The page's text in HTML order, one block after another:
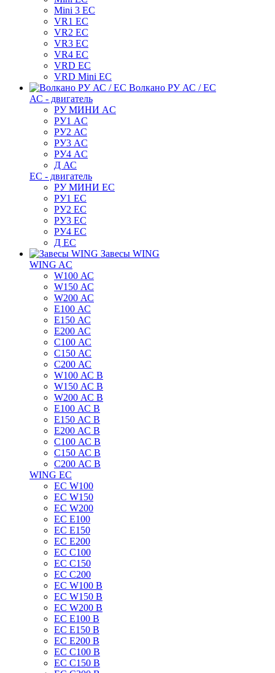
Mini 3 EC
VR1 EC
VR2 EC
VR3 EC
VR4 EC
VRD EC
VRD Mini EC
Волкано РУ АС / ЕС
АС - двигатель
РУ МИНИ AC
РУ1 AC
РУ2 АС
РУ3 AC
РУ4 AC
Д АС
ЕС - двигатель
РУ МИНИ EC
РУ1 EC
РУ2 EC
РУ3 EC
РУ4 EC
Д ЕС
Завесы WING
WING AC
W100 АС
W150 АС
W200 АС
E100 АС
E150 АС
E200 АС
C100 АС
C150 АС
C200 АС
W100 АС B
W150 АС B
W200 АС B
E100 АС B
E150 АС B
E200 АС B
C100 АС B
C150 АС B
C200 АС B
WING EC
ЕС W100
ЕС W150
ЕС W200
ЕС E100
ЕС E150
ЕС E200
ЕС C100
EC C150
ЕС C200
ЕС W100 B
ЕС W150 B
ЕС W200 B
ЕС E100 B
ЕС E150 B
ЕС E200 B
ЕС C100 B
EC C150 B